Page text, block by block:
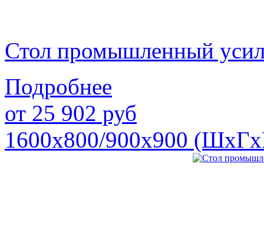
Стол промышленный
Подробнее
от 25 902 руб
1600х800/900х900